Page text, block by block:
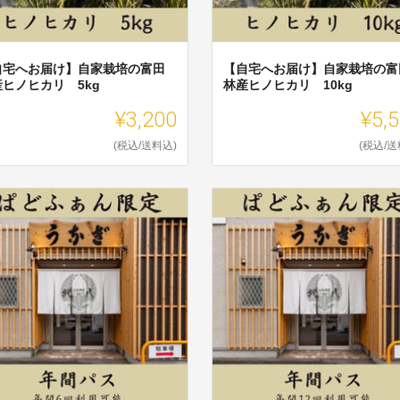
へお届け】自家栽培の富田
ヒノヒカリ 5kg
¥3,200
(税込/送料込)
【自宅へお届け】自家栽培の
林産ヒノヒカリ 10kg
(税込/送